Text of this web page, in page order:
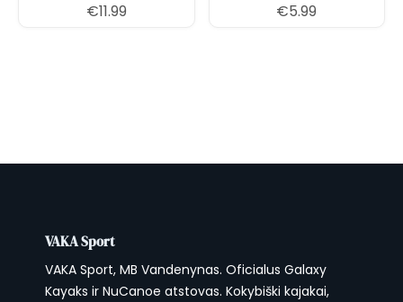
€11.99 €5.99
VAKA Sport
VAKA Sport, MB Vandenynas. Oficialus Galaxy
Kayaks ir NuCanoe atstovas. Kokybiški kajakai,